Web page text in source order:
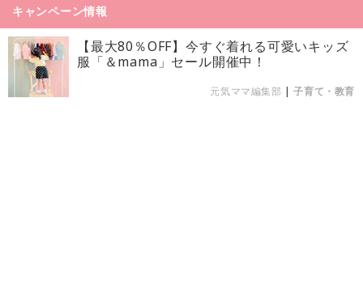
キャンペーン情報
【最大80％OFF】今すぐ着れる可愛いキッズ
服「＆mama」セール開催中！
元気ママ編集部 |子育て・教育